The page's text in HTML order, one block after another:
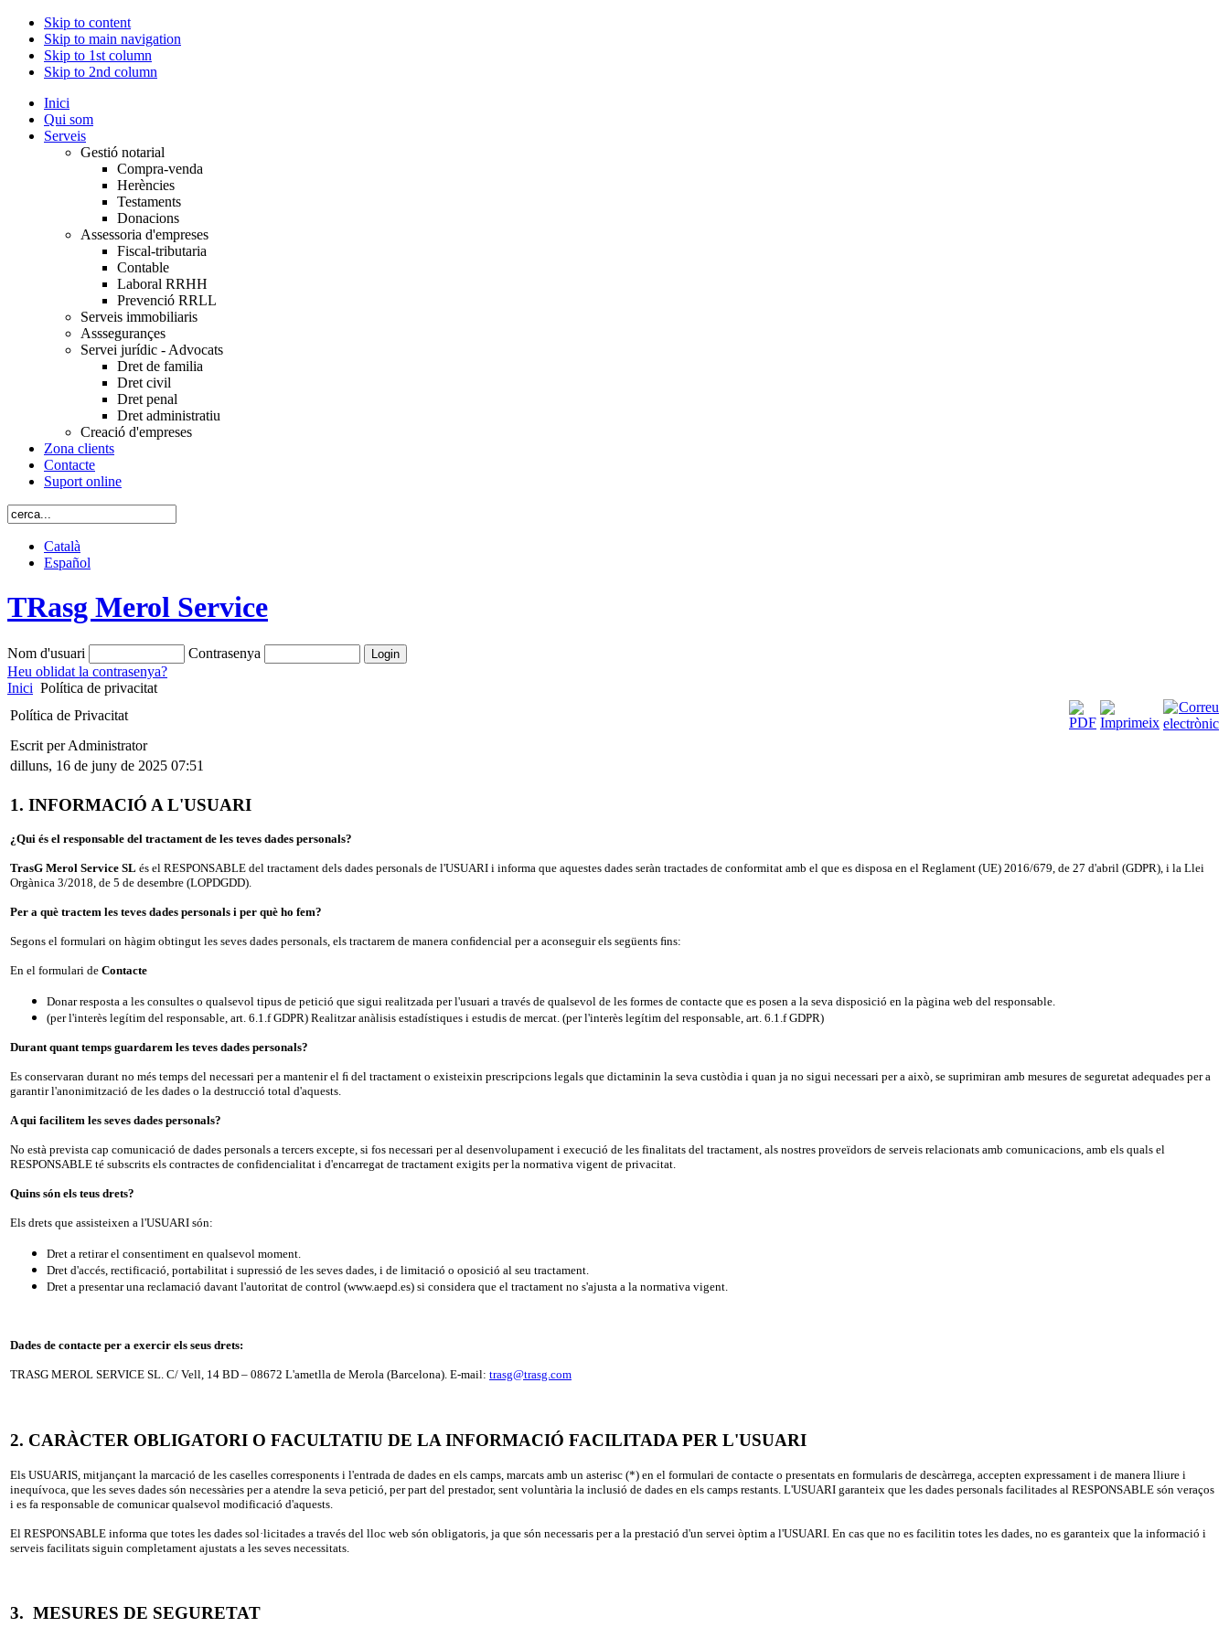
Skip to content
Skip to main navigation
Skip to 1st column
Skip to 2nd column
Inici
Qui som
Serveis
Gestió notarial
Compra-venda
Herències
Testaments
Donacions
Assessoria d'empreses
Fiscal-tributaria
Contable
Laboral RRHH
Prevenció RRLL
Serveis immobiliaris
Asssegurançes
Servei jurídic - Advocats
Dret de familia
Dret civil
Dret penal
Dret administratiu
Creació d'empreses
Zona clients
Contacte
Suport online
Català
Español
TRasg Merol Service
Nom d'usuari
Contrasenya
Heu oblidat la contrasenya?
Inici Política de privacitat
Política de Privacitat
Escrit per Administrator
dilluns, 16 de juny de 2025 07:51
1. INFORMACIÓ A L'USUARI
¿Qui és el responsable del tractament de les teves dades personals?
TrasG Merol Service SL és el RESPONSABLE del tractament dels dades personals de l'USUARI i informa que aquestes dades seràn tractades de conformitat amb el que es disposa en el Reglament (UE) 2016/679, de 27 d'abril (GDPR), i la Llei
Orgànica 3/2018, de 5 de desembre (LOPDGDD).
Per a què tractem les teves dades personals i per què ho fem?
Segons el formulari on hàgim obtingut les seves dades personals, els tractarem de manera conﬁdencial per a aconseguir els següents ﬁns:
En el formulari de Contacte
Donar resposta a les consultes o qualsevol tipus de petició que sigui realitzada per l'usuari a través de qualsevol de les formes de contacte que es posen a la seva disposició en la pàgina web del responsable.
(per l'interès legítim del responsable, art. 6.1.f GDPR) Realitzar anàlisis estadístiques i estudis de mercat. (per l'interès legítim del responsable, art. 6.1.f GDPR)
Durant quant temps guardarem les teves dades personals?
Es conservaran durant no més temps del necessari per a mantenir el ﬁ del tractament o existeixin prescripcions legals que dictaminin la seva custòdia i quan ja no sigui necessari per a això, se suprimiran amb mesures de seguretat adequades per a
garantir l'anonimització de les dades o la destrucció total d'aquests.
A qui facilitem les seves dades personals?
No està prevista cap comunicació de dades personals a tercers excepte, si fos necessari per al desenvolupament i execució de les finalitats del tractament, als nostres proveïdors de serveis relacionats amb comunicacions, amb els quals el
RESPONSABLE té subscrits els contractes de confidencialitat i d'encarregat de tractament exigits per la normativa vigent de privacitat.
Quins són els teus drets?
Els drets que assisteixen a l'USUARI són:
Dret a retirar el consentiment en qualsevol moment.
Dret d'accés, rectificació, portabilitat i supressió de les seves dades, i de limitació o oposició al seu tractament.
Dret a presentar una reclamació davant l'autoritat de control (www.aepd.es) si considera que el tractament no s'ajusta a la normativa vigent.
Dades de contacte per a exercir els seus drets:
TRASG MEROL SERVICE SL. C/ Vell, 14 BD – 08672 L'ametlla de Merola (Barcelona). E-mail: trasg@trasg.com
2. CARÀCTER OBLIGATORI O FACULTATIU DE LA INFORMACIÓ FACILITADA PER L'USUARI
Els USUARIS, mitjançant la marcació de les caselles corresponents i l'entrada de dades en els camps, marcats amb un asterisc (*) en el formulari de contacte o presentats en formularis de descàrrega, accepten expressament i de manera lliure i
inequívoca, que les seves dades són necessàries per a atendre la seva petició, per part del prestador, sent voluntària la inclusió de dades en els camps restants. L'USUARI garanteix que les dades personals facilitades al RESPONSABLE són veraços
i es fa responsable de comunicar qualsevol modificació d'aquests.
El RESPONSABLE informa que totes les dades sol·licitades a través del lloc web són obligatoris, ja que són necessaris per a la prestació d'un servei òptim a l'USUARI. En cas que no es facilitin totes les dades, no es garanteix que la informació i
serveis facilitats siguin completament ajustats a les seves necessitats.
3. MESURES DE SEGURETAT